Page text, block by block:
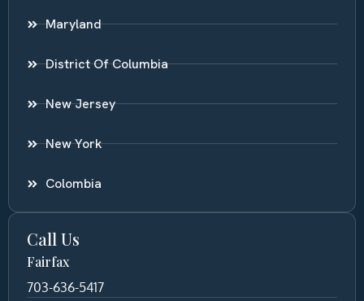
Maryland
District Of Columbia
New Jersey
New York
Colombia
Call Us
Fairfax
703-636-5417